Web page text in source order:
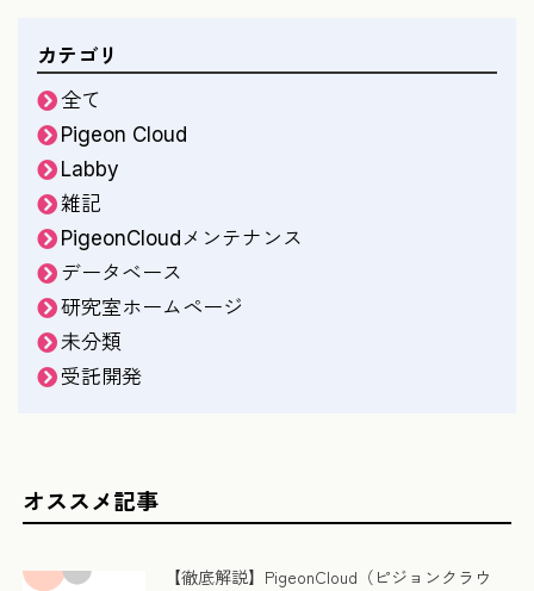
カテゴリ
全て
Pigeon Cloud
Labby
雑記
PigeonCloudメンテナンス
データベース
研究室ホームページ
未分類
受託開発
オススメ記事
【徹底解説】PigeonCloud（ピジョンクラウ